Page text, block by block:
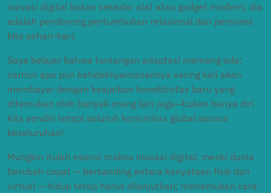
inovasi digital bukan sekadar alat atau gadget modern; dia
adalah pendorong pertumbuhan relasional dan personal
kita sehari-hari.
Saya belajar bahwa tantangan adaptasi memang ada;
namun apa pun ketidaknyamanannya sering kali akan
membayar dengan keajaiban konektivitas baru yang
ditemukan oleh banyak orang lain juga—bukan hanya diri
kita sendiri tetapi seluruh komunitas global secara
keseluruhan!
Mungkin itulah esensi makna inovasi digital: meski dunia
berubah cepat — bersanding antara kenyataan fisik dan
virtual — hidup tetap harus dilanjutkan; menemukan cara-